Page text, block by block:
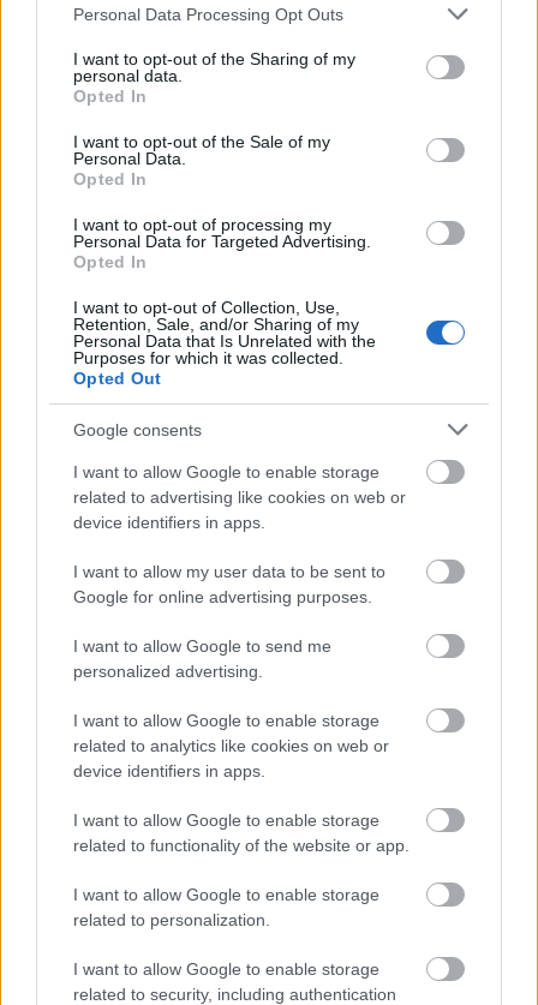
Please note that this website/app uses one or more Google
not limited to your visit or usage behaviour. You may click to
grant or deny consent to Google and its third-party tags to
use your data for below specified purposes in below Google
consent section.
Personal Data Processing Opt Outs
I want to opt-out of the Sharing of my
personal data.
Opted In
I want to opt-out of the Sale of my
Personal Data.
Opted In
I want to opt-out of processing my
Personal Data for Targeted Advertising.
Opted In
I want to opt-out of Collection, Use,
Retention, Sale, and/or Sharing of my
Personal Data that Is Unrelated with the
Purposes for which it was collected.
Opted Out
Google consents
I want to allow Google to enable storage
related to advertising like cookies on web or
device identifiers in apps.
I want to allow my user data to be sent to
Google for online advertising purposes.
I want to allow Google to send me
personalized advertising.
I want to allow Google to enable storage
related to analytics like cookies on web or
device identifiers in apps.
I want to allow Google to enable storage
related to functionality of the website or app.
I want to allow Google to enable storage
related to personalization.
I want to allow Google to enable storage
related to security, including authentication
el, szerelmekkel, az őslakossághoz való
viszonyulással, a kávéfarm csődjével. Ezután
kezdődött el valójában Blixen írói karrierje.
Legfontosabb műve a magyarul a Polar
Kiadónál megjelent Hét fantasztikus történet,
tele egzotikus mesékkel, melyekkel kenyai
farmján szórakoztatta a hozzá betérő
vendégeket. Borítótervét a dán királynő
készítette. Afrika hálából ma is őrzi Karen
Blixen emlékét: egykori kávéfarmja területét
Kenyában Karenföldnek nevezték el. A
Dánvázió estjén Kertész Judit, a fordító és
vendégei, valamint egy Blixen életéről készült
dokumentumfilm idézi fel alakját.
Forrás: kultura.hu
Irodalom Dánvázió